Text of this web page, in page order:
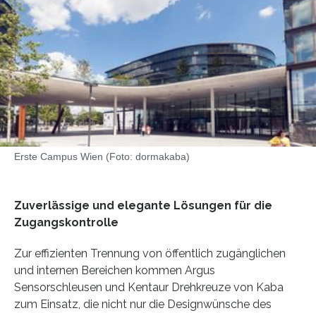
Erste Campus Wien (Foto: dormakaba)
Zuverlässige und elegante Lösungen für die
Zugangskontrolle
Zur effizienten Trennung von öffentlich zugänglichen
und internen Bereichen kommen Argus
Sensorschleusen und Kentaur Drehkreuze von Kaba
zum Einsatz, die nicht nur die Designwünsche des